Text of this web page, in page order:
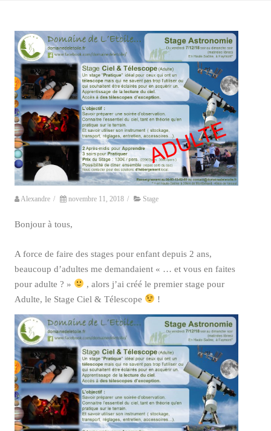
Alexandre / novembre 11, 2018 / Stage
Bonjour à tous,
A force de faire des stages pour enfant depuis 2 ans,
beaucoup d’adultes me demandaient « … et vous en faites
pour adulte ? »
, alors j’ai créé le premier stage pour
Adulte, le Stage Ciel & Télescope
!